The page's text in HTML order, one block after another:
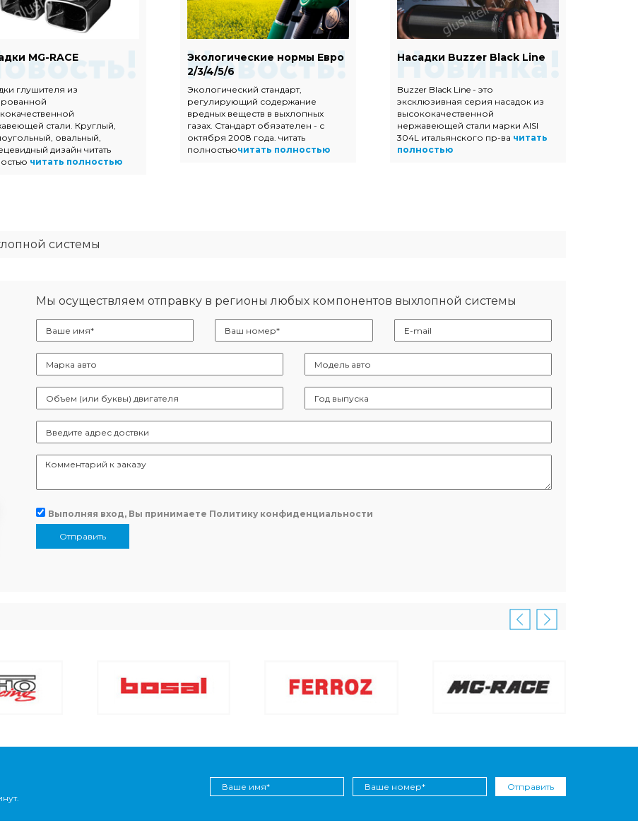
MG-RACE
глушителя из
стали. Круглый,
овальный,
дизайн читать
читать полностью
Экологические нормы Евро
2/3/4/5/6
Экологический стандарт,
регулирующий содержание
вредных веществ в выхлопных
газах. Стандарт обязателен - с
октября 2008 года. читать
полностьючитать полностью
Насадки Buzzer Black Line
Buzzer Black Line - это
эксклюзивная серия насадок из
высококачественной
нержавеющей стали марки AISI
304L итальянского пр-ва читать
полностью
системы
Мы осуществляем отправку в регионы любых компонентов выхлопной системы
Выполняя вход, Вы принимаете Политику конфиденциальности
Отправить
Отправить